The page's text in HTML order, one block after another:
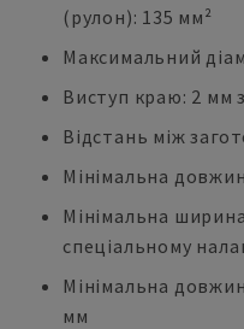
(рулон): 135 мм²
Максимальний
Виступ краю: 2 мм
Відстань між
Мінімальна
Мінімальна
спеціальному
Мінімальна
мм